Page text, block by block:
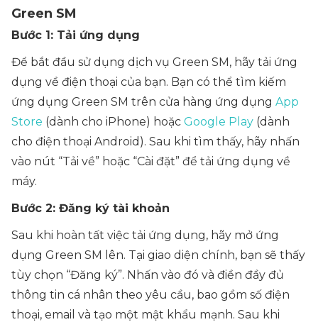
Green SM
Bước 1: Tải ứng dụng
Để bắt đầu sử dụng dịch vụ Green SM, hãy tải ứng
dụng về điện thoại của bạn. Bạn có thể tìm kiếm
ứng dụng Green SM trên cửa hàng ứng dụng App
Store (dành cho iPhone) hoặc Google Play (dành
cho điện thoại Android). Sau khi tìm thấy, hãy nhấn
vào nút “Tải về” hoặc “Cài đặt” để tải ứng dụng về
máy.
Bước 2: Đăng ký tài khoản
Sau khi hoàn tất việc tải ứng dụng, hãy mở ứng
dụng Green SM lên. Tại giao diện chính, bạn sẽ thấy
tùy chọn “Đăng ký”. Nhấn vào đó và điền đầy đủ
thông tin cá nhân theo yêu cầu, bao gồm số điện
thoại, email và tạo một mật khẩu mạnh. Sau khi